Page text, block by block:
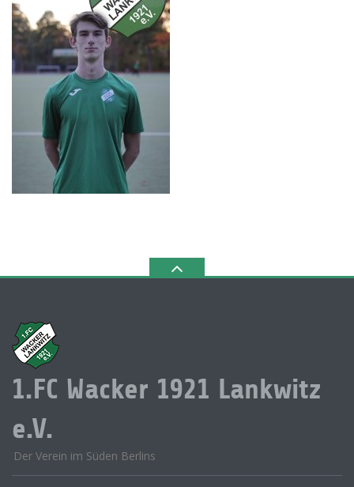
1.FC Wacker 1921 Lankwitz
e.V.
Der Verein im Süden Berlins